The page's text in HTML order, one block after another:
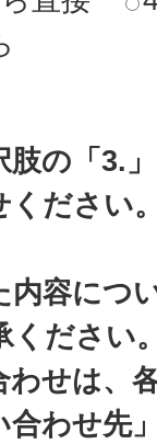
肢の「3.
ください
内容につ
ください
せは、
合わせ先